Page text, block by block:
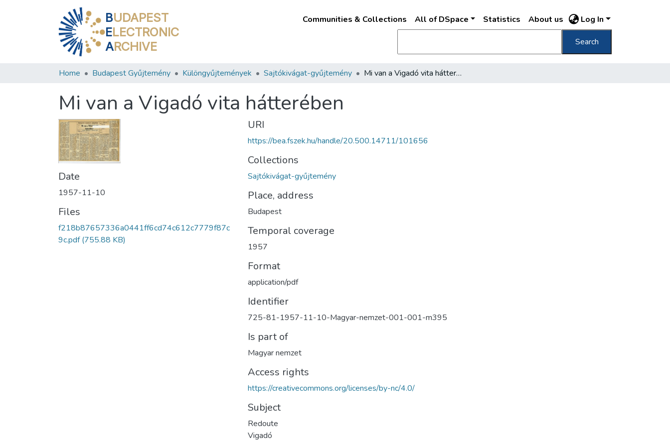
BUDAPEST
ELECTRONIC
ARCHIVE
Communities & Collections All of DSpace Statistics About us Log In
Search
Home Budapest Gyűjtemény Különgyűjtemények Sajtókivágat-gyűjtemény Mi van a Vigadó vita hátterében
Mi van a Vigadó vita hátterében
Date
1957-11-10
Files
f218b87657336a0441ff6cd74c612c7779f87c
9c.pdf(755.88 KB)
URI
https://bea.fszek.hu/handle/20.500.14711/101656
Collections
Sajtókivágat-gyűjtemény
Place, address
Budapest
Temporal coverage
1957
Format
application/pdf
Identifier
725-81-1957-11-10-Magyar-nemzet-001-001-m395
Is part of
Magyar nemzet
Access rights
https://creativecommons.org/licenses/by-nc/4.0/
Subject
Redoute
Vigadó